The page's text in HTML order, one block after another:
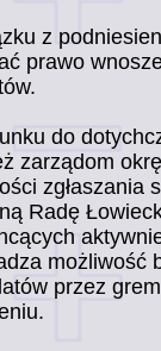
z
prawo
do
zarządom
zgłaszania
Radę
możliwość
przez